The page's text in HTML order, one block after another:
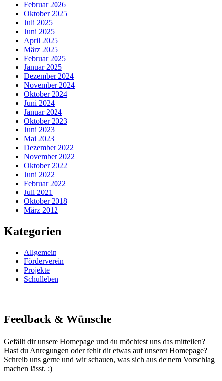
Februar 2026
Oktober 2025
Juli 2025
Juni 2025
April 2025
März 2025
Februar 2025
Januar 2025
Dezember 2024
November 2024
Oktober 2024
Juni 2024
Januar 2024
Oktober 2023
Juni 2023
Mai 2023
Dezember 2022
November 2022
Oktober 2022
Juni 2022
Februar 2022
Juli 2021
Oktober 2018
März 2012
Kategorien
Allgemein
Förderverein
Projekte
Schulleben
Feedback & Wünsche
Gefällt dir unsere Homepage und du möchtest uns das mitteilen?
Hast du Anregungen oder fehlt dir etwas auf unserer Homepage?
Schreib uns gerne und wir schauen, was sich aus deinem Vorschlag
machen lässt. :)